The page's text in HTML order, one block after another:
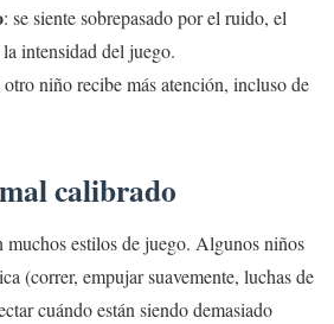
: se siente sobrepasado por el ruido, el
intensidad del juego.
niño recibe más atención, incluso de
calibrado
muchos estilos de juego. Algunos niños
(correr, empujar suavemente, luchas de
cuándo están siendo demasiado